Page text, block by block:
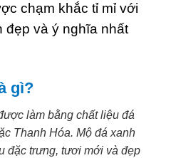
chạm khắc tỉ mỉ với
đẹp và ý nghĩa nhất
gì?
làm bằng chất liệu đá
Thanh Hóa. Mộ đá xanh
đặc trưng, tươi mới và đẹp